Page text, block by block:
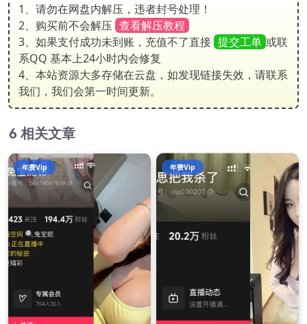
1、请勿在网盘内解压，违者封号处理！
2、购买前不会解压 查看解压教程
3、如果支付成功未到账，充值不了直接 提交工单 或联
系QQ 基本上24小时内会修复
4、本站资源大多存储在云盘，如发现链接失效，请联系
我们，我们会第一时间更新。
相关文章
年费Vip 年费Vip